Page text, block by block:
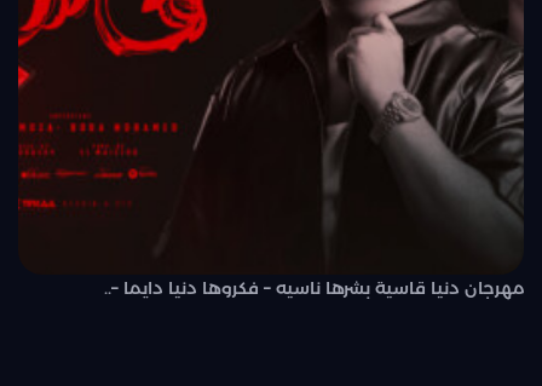
مهرجان دنيا قاسية بشرها ناسيه – فكروها دنيا دايما –..